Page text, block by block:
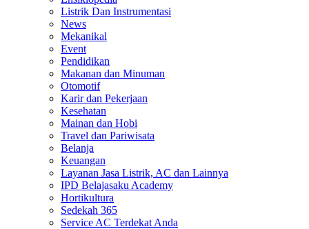
Listrik Dan Instrumentasi
News
Mekanikal
Event
Pendidikan
Makanan dan Minuman
Otomotif
Karir dan Pekerjaan
Kesehatan
Mainan dan Hobi
Travel dan Pariwisata
Belanja
Keuangan
Layanan Jasa Listrik, AC dan Lainnya
IPD Belajasaku Academy
Hortikultura
Sedekah 365
Service AC Terdekat Anda